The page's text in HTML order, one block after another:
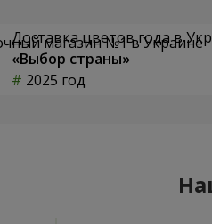
Доставка цветов года в
«Выбор страны»
2025 год